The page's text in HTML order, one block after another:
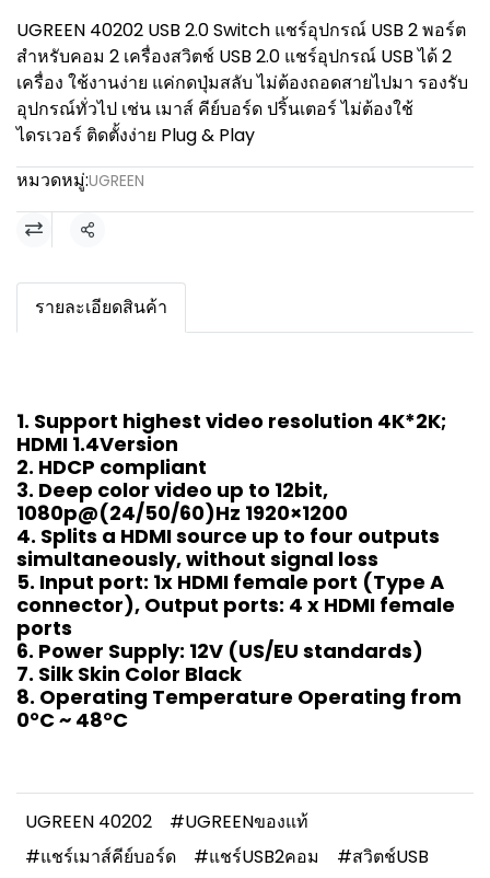
UGREEN 40202 USB 2.0 Switch แชร์อุปกรณ์ USB 2 พอร์ต
สำหรับคอม 2 เครื่องสวิตช์ USB 2.0 แชร์อุปกรณ์ USB ได้ 2
เครื่อง ใช้งานง่าย แค่กดปุ่มสลับ ไม่ต้องถอดสายไปมา รองรับ
อุปกรณ์ทั่วไป เช่น เมาส์ คีย์บอร์ด ปริ้นเตอร์ ไม่ต้องใช้
ไดรเวอร์ ติดตั้งง่าย Plug & Play
หมวดหมู่:UGREEN
แชร์
รายละเอียดสินค้า
1. Support highest video resolution 4K*2K;
HDMI 1.4Version
2. HDCP compliant
3. Deep color video up to 12bit,
1080p@(24/50/60)Hz 1920×1200
4. Splits a HDMI source up to four outputs
simultaneously, without signal loss
5. Input port: 1x HDMI female port (Type A
connector), Output ports: 4 x HDMI female
ports
6. Power Supply: 12V (US/EU standards)
7. Silk Skin Color Black
8. Operating Temperature Operating from
0°C ~ 48°C
UGREEN 40202
#UGREENของแท้
#แชร์เมาส์คีย์บอร์ด
#แชร์USB2คอม
#สวิตช์USB